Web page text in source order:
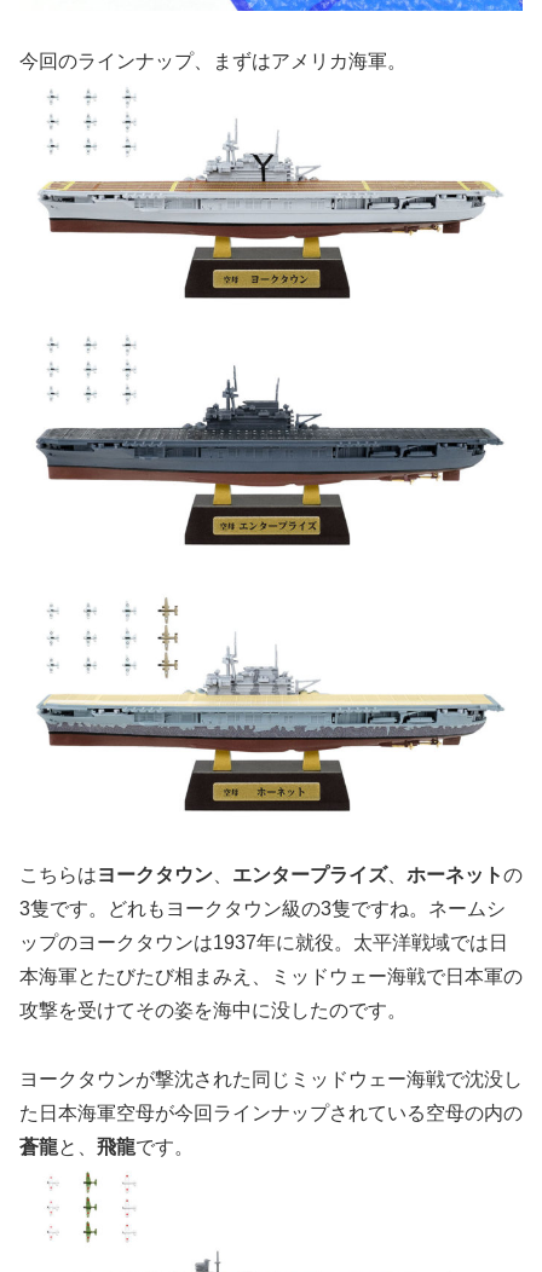
今回のラインナップ、まずはアメリカ海軍。
こちらはヨークタウン、 エンタープライズ、 ホーネットの
3隻です。どれもヨークタウン級の3隻ですね。ネームシ
ップのヨークタウンは1937年に就役。太平洋戦域では日
本海軍とたびたび相まみえ、ミッドウェー海戦で日本軍の
攻撃を受けてその姿を海中に没したのです。
ヨークタウンが撃沈された同じミッドウェー海戦で沈没し
た日本海軍空母が今回ラインナップされている空母の内の
蒼龍と、 飛龍です。